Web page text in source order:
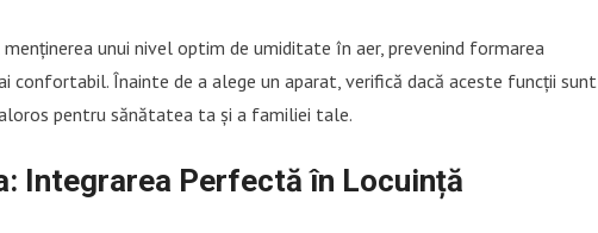
unui nivel optim de umiditate în aer, prevenind formarea
confortabil. Înainte de a alege un aparat, verifică dacă aceste funcții sunt
pentru sănătatea ta și a familiei tale.
Integrarea Perfectă în Locuință